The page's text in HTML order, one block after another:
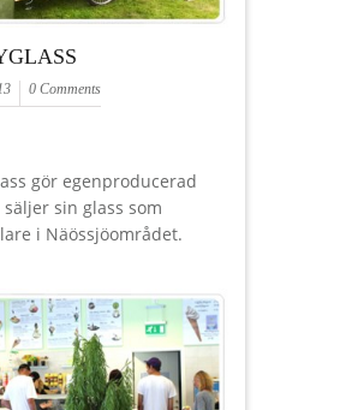
0 Comments
gör egenproducerad
säljer sin glass som
i Näössjöområdet.